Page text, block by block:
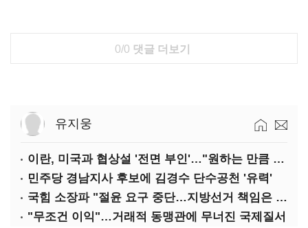
0/0 댓글 더보기
유지웅
이란, 미국과 협상설 '전면 부인'…"원하는 만큼 전쟁 가능"
민주당 경남지사 후보에 김경수 단수공천 '유력'
국힘 소장파 "절윤 요구 중단…지방선거 책임은 장동혁 몫"
"무조건 이익"…거래적 동맹관에 무너진 국제질서